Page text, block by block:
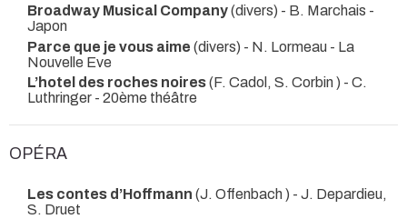
Broadway Musical Company(divers) - B. Marchais -
Japon
Parce que je vous aime (divers) - N. Lormeau - La
Nouvelle Eve
L’hotel des roches noires(F. Cadol, S. Corbin ) - C.
Luthringer - 20ème théâtre
OPÉRA
Les contes d’Hoffmann (J. Offenbach ) - J. Depardieu,
S. Druet